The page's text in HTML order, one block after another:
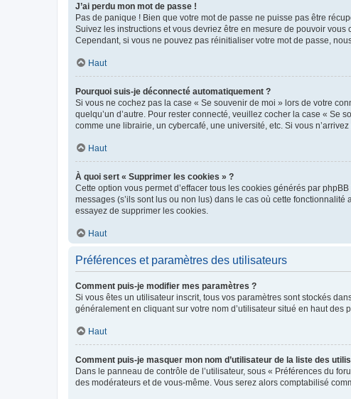
J’ai perdu mon mot de passe !
Pas de panique ! Bien que votre mot de passe ne puisse pas être
Suivez les instructions et vous devriez être en mesure de pouvoir vous
Cependant, si vous ne pouvez pas réinitialiser votre mot de passe,
Haut
Pourquoi suis-je déconnecté automatiquement ?
Si vous ne cochez pas la case « Se souvenir de moi » lors de votre
quelqu’un d’autre. Pour rester connecté, veuillez cocher la case « Se
comme une librairie, un cybercafé, une université, etc. Si vous
Haut
À quoi sert « Supprimer les cookies » ?
Cette option vous permet d’effacer tous les cookies générés par
messages (s’ils sont lus ou non lus) dans le cas où cette
essayez de supprimer les cookies.
Haut
Préférences et paramètres des utilisateurs
Comment puis-je modifier mes paramètres ?
Si vous êtes un utilisateur inscrit, tous vos paramètres sont stockés
généralement en cliquant sur votre nom d’utilisateur situé en haut des
Haut
Comment puis-je masquer mon nom d’utilisateur de la liste des
Dans le panneau de contrôle de l’utilisateur, sous « Préférences du
des modérateurs et de vous-même. Vous serez alors comptabilisé